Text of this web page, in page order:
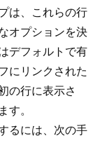
は、これらの行
オプションを決
デフォルトで有
にリンクされた
の行に表示さ
す。
るには、次の手